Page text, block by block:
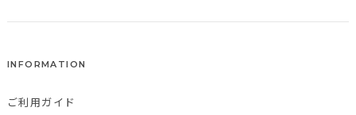
INFORMATION
ご利用ガイド